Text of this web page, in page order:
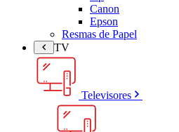
Canon
Epson
Resmas de Papel
TV
Televisores